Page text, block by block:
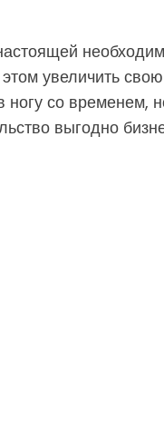
увеличить
ногу со
выгодно